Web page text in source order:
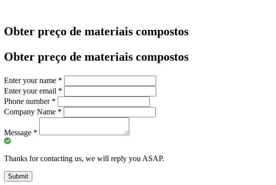
Obter preço de materiais compostos
Obter preço de materiais compostos
Enter your name *
Enter your email *
Phone number *
Company Name *
Message *
Thanks for contacting us, we will reply you ASAP.
Submit